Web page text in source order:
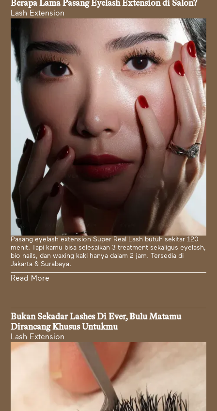
Berapa Lama Pasang Eyelash Extension di Salon?
Lash Extension
Pasang eyelash extension Super Real Lash butuh sekitar 120
menit. Tapi kamu bisa selesaikan 3 treatment sekaligus eyelash,
bio nails, dan waxing kaki hanya dalam 2 jam. Tersedia di
Jakarta & Surabaya.
Read More
Bukan Sekadar Lashes Di Ever, Bulu Matamu
Dirancang Khusus Untukmu
Lash Extension